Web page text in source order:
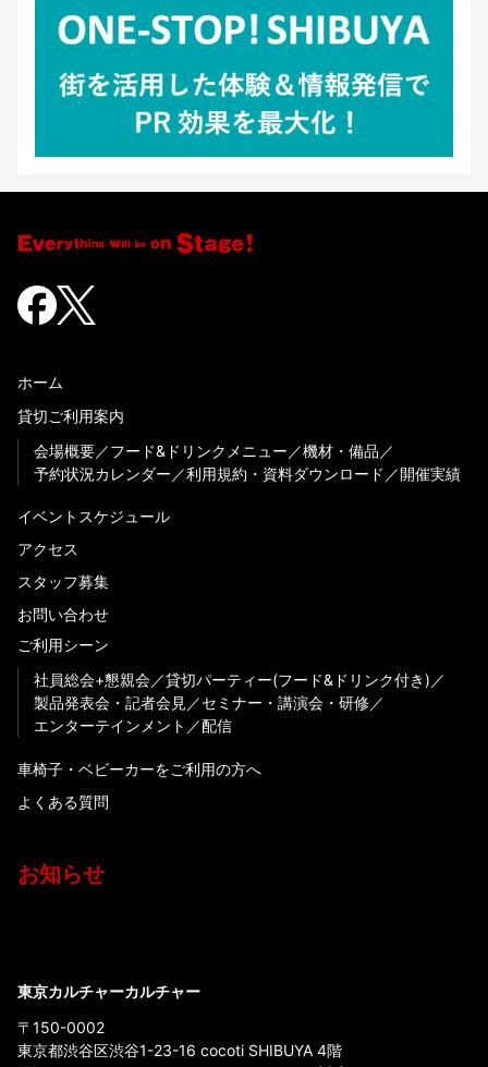
ホーム
貸切ご利用案内
会場概要
フード&ドリンクメニュー
機材・備品
予約状況カレンダー
利用規約・資料ダウンロード 開催実績
イベントスケジュール
アクセス
スタッフ募集
お問い合わせ
ご利用シーン
社員総会+懇親会
貸切パーティー(フード&ドリンク付き)
製品発表会・記者会見
セミナー・講演会・研修
エンターテインメント
配信
車椅子・ベビーカーをご利用の方へ
よくある質問
お知らせ
東京カルチャーカルチャー
〒150-0002
東京都渋谷区渋谷1-23-16 cocoti SHIBUYA 4階